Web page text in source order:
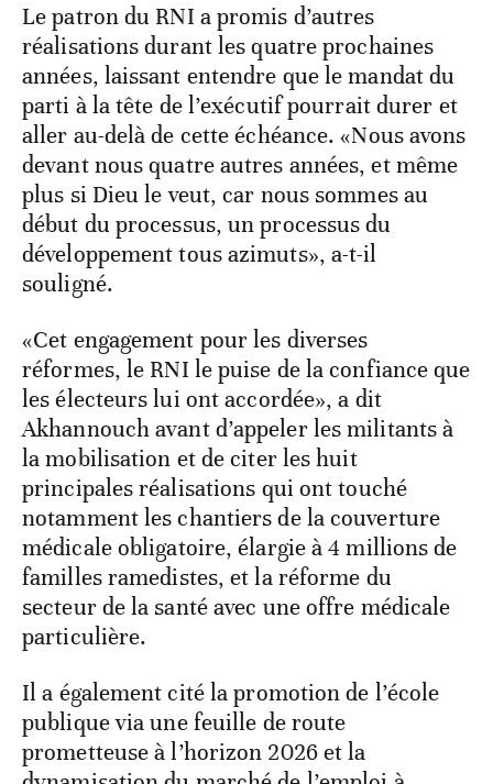
Le patron du RNI a promis d’autres
réalisations durant les quatre prochaines
années, laissant entendre que le mandat du
parti à la tête de l’exécutif pourrait durer et
aller au-delà de cette échéance. «Nous avons
devant nous quatre autres années, et même
plus si Dieu le veut, car nous sommes au
début du processus, un processus du
développement tous azimuts», a-t-il
souligné.
«Cet engagement pour les diverses
réformes, le RNI le puise de la confiance que
les électeurs lui ont accordée», a dit
Akhannouch avant d’appeler les militants à
la mobilisation et de citer les huit
principales réalisations qui ont touché
notamment les chantiers de la couverture
médicale obligatoire, élargie à 4 millions de
familles ramedistes, et la réforme du
secteur de la santé avec une offre médicale
particulière.
Il a également cité la promotion de l’école
publique via une feuille de route
prometteuse à l’horizon 2026 et la